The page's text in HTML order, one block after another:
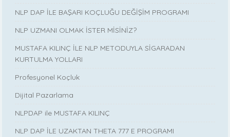
NLP DAP İLE BAŞARI KOÇLUĞU DEĞİŞİM PROGRAMI
NLP UZMANI OLMAK İSTER MİSİNİZ?
MUSTAFA KILINÇ İLE NLP METODUYLA SİGARADAN
KURTULMA YOLLARI
Profesyonel Koçluk
Dijital Pazarlama
NLPDAP ile MUSTAFA KILINÇ
NLP DAP İLE UZAKTAN THETA 777 E PROGRAMI